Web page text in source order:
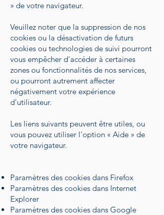
» de votre navigateur.
Veuillez noter que la suppression de nos
cookies ou la désactivation de futurs
cookies ou technologies de suivi pourront
vous empêcher d'accéder à certaines
zones ou fonctionnalités de nos services,
ou pourront autrement affecter
négativement votre expérience
d'utilisateur.
Les liens suivants peuvent être utiles, ou
vous pouvez utiliser l'option « Aide » de
votre navigateur.
Paramètres des cookies dans Firefox
Paramètres des cookies dans Internet
Explorer
Paramètres des cookies dans Google